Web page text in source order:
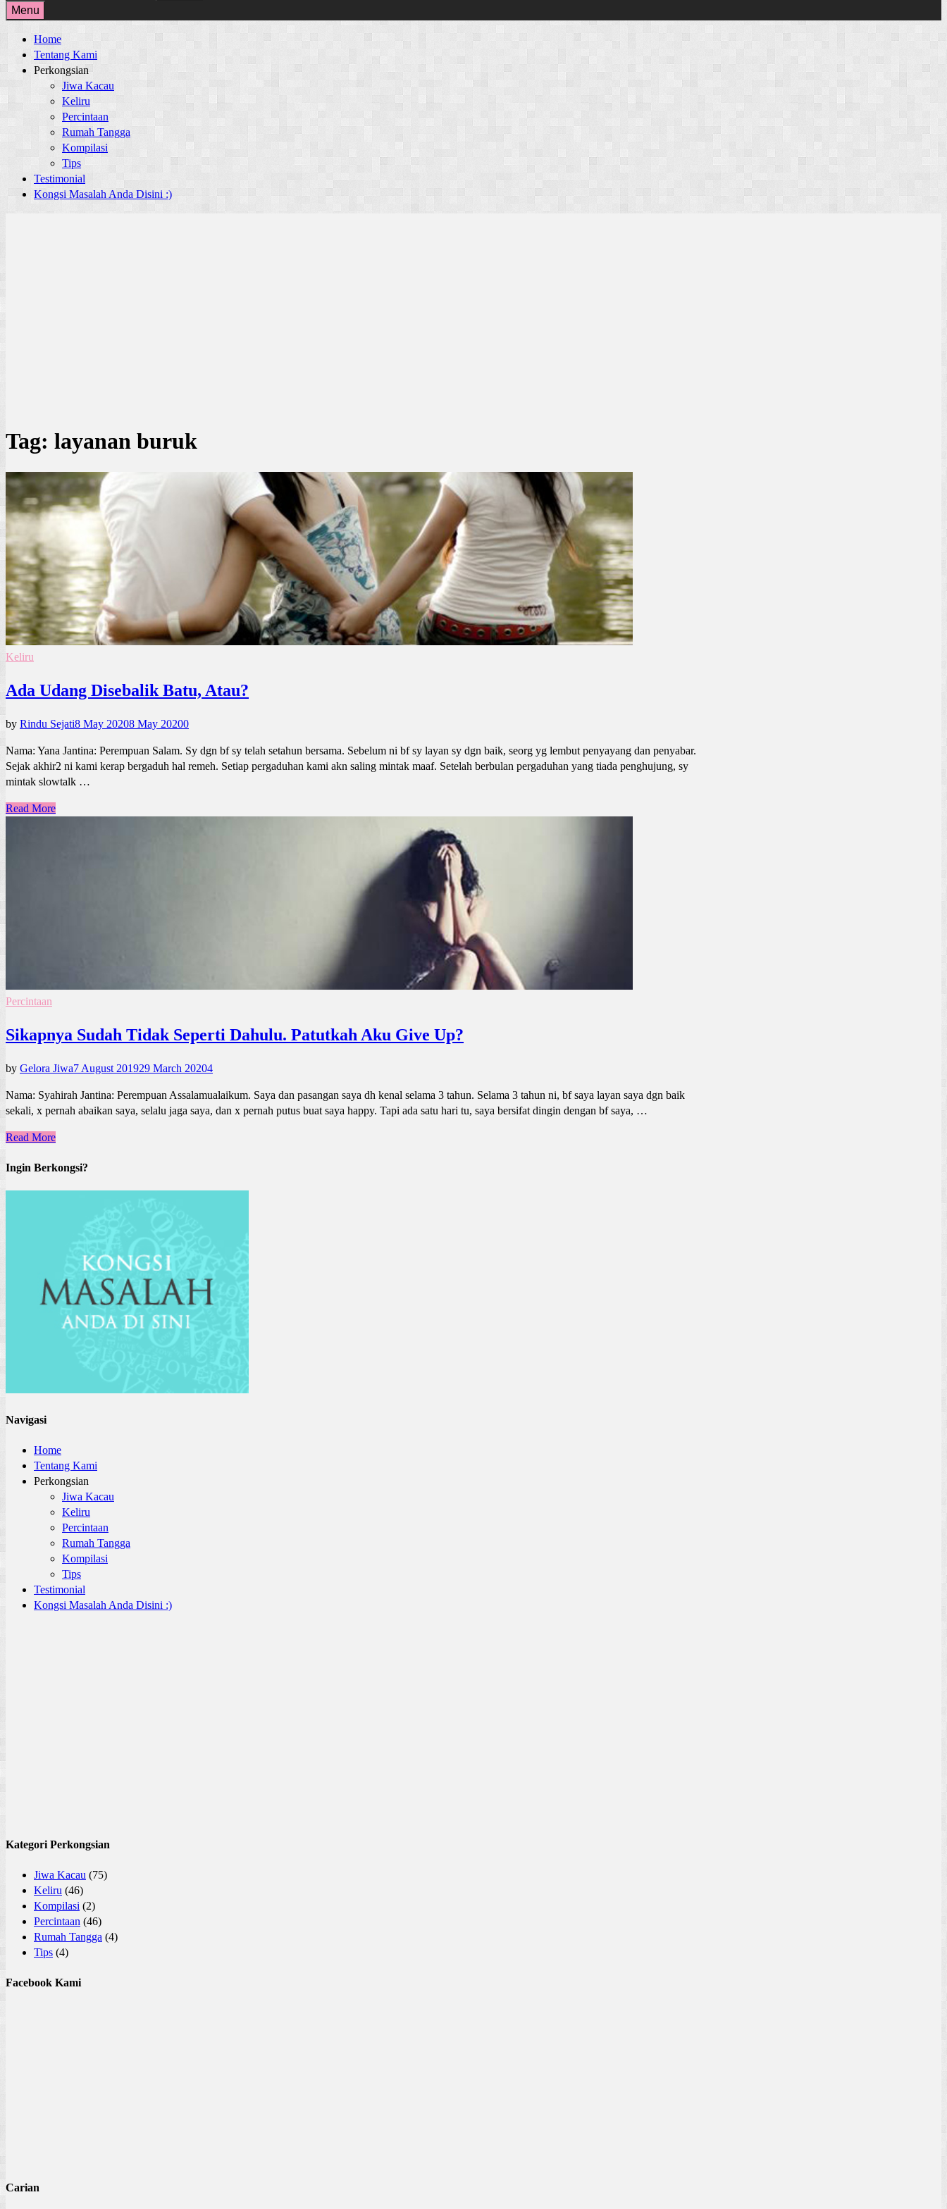
for:
Menu
Home
Tentang Kami
Perkongsian
Jiwa Kacau
Keliru
Percintaan
Rumah Tangga
Kompilasi
Tips
Testimonial
Kongsi Masalah Anda Disini :)
Tag: layanan buruk
Keliru
Ada Udang Disebalik Batu, Atau?
by Rindu Sejati8 May 20208 May 20200
Nama: Yana Jantina: Perempuan Salam. Sy dgn bf sy telah setahun bersama. Sebelum ni bf sy layan sy dgn baik, seorg yg lembut penyayang dan penyabar.
Sejak akhir2 ni kami kerap bergaduh hal remeh. Setiap pergaduhan kami akn saling mintak maaf. Setelah berbulan pergaduhan yang tiada penghujung, sy
mintak slowtalk …
Read More
Percintaan
Sikapnya Sudah Tidak Seperti Dahulu. Patutkah Aku Give Up?
by Gelora Jiwa7 August 201929 March 20204
Nama: Syahirah Jantina: Perempuan Assalamualaikum. Saya dan pasangan saya dh kenal selama 3 tahun. Selama 3 tahun ni, bf saya layan saya dgn baik
sekali, x pernah abaikan saya, selalu jaga saya, dan x pernah putus buat saya happy. Tapi ada satu hari tu, saya bersifat dingin dengan bf saya, …
Read More
Ingin Berkongsi?
Navigasi
Home
Tentang Kami
Perkongsian
Jiwa Kacau
Keliru
Percintaan
Rumah Tangga
Kompilasi
Tips
Testimonial
Kongsi Masalah Anda Disini :)
Kategori Perkongsian
Jiwa Kacau (75)
Keliru (46)
Kompilasi (2)
Percintaan (46)
Rumah Tangga (4)
Tips (4)
Facebook Kami
Carian